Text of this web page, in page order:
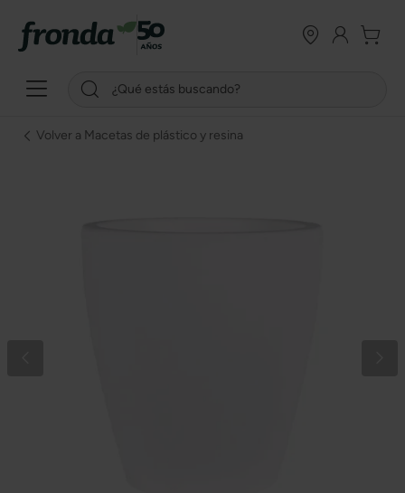
Volver a Macetas de plástico y resina